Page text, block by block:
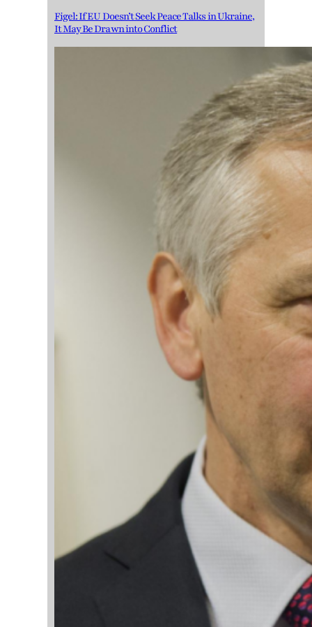
Figel: If EU Doesn’t Seek Peace Talks in Ukraine,
It May Be Drawn into Conflict